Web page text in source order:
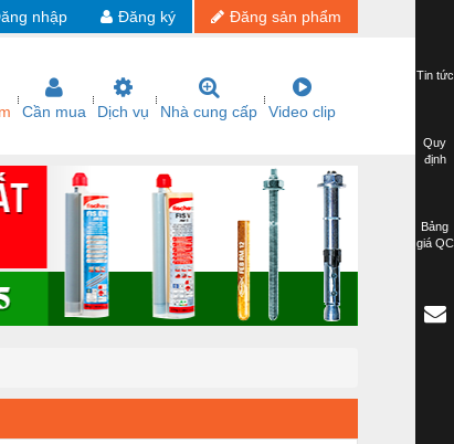
Đăng sản phẩm
Đăng ký
nhập
Cần mua Dịch vụ Nhà cung cấp Video clip
Tin tức
Quy
định
Bảng
giá QC